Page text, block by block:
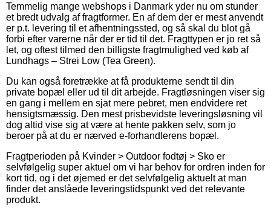
Temmelig mange webshops i Danmark yder nu om stunder
et bredt udvalg af fragtformer. En af dem der er mest anvendt
er p.t. levering til et afhentningssted, og så skal du blot gå
forbi efter varerne når der er tid til det. Fragttypen er jo ret så
let, og oftest tilmed den billigste fragtmulighed ved køb af
Lundhags – Strei Low (Tea Green).
Du kan også foretrække at få produkterne sendt til din
private bopæl eller ud til dit arbejde. Fragtløsningen viser sig
en gang i mellem en sjat mere pebret, men endvidere ret
hensigtsmæssig. Den mest prisbevidste leveringsløsning vil
dog altid vise sig at være at hente pakken selv, som jo
beroer på at du er nærved e-forhandlerens bopæl.
Fragtperioden på Kvinder > Outdoor fodtøj > Sko er
selvfølgelig super aktuel om vi har behov for ordren inden for
kort tid, og i det øjemed er det selvfølgelig aktuelt at man
finder det anslåede leveringstidspunkt ved det relevante
produkt.